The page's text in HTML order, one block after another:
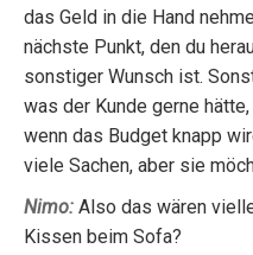
das Geld in die Hand
nächste Punkt, den du
sonstiger Wunsch ist.
was der Kunde gerne
wenn das Budget knapp
viele Sachen, aber sie
Nimo: Also das wären
Kissen beim Sofa?